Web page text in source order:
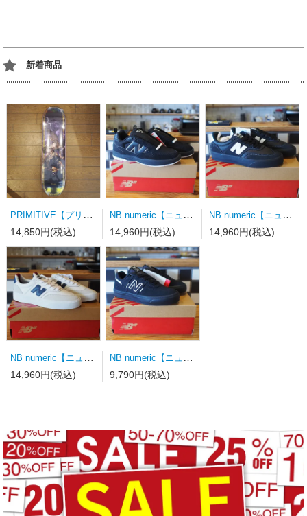
新着商品
PRIMITIVE【プリミティブ】スケートボードデッキ MOTA CLASH PURPLE 8.0×31.75wb14.19
14,850円(税込)
NB numeric【ニューバランス】スケートシューズ UN808LSC
14,960円(税込)
NB numeric【ニューバランス】スケートシューズ UN340YRW 23.0ｃｍ
14,960円(税込)
NB numeric【ニューバランス】スケートシューズ UN340WVS
14,960円(税込)
NB numeric【ニューバランス】スケートシューズ Y306BSD キッズ
9,790円(税込)